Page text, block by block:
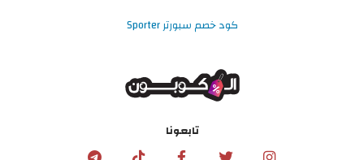
كود خصم سبورتر Sporter
تابعونا